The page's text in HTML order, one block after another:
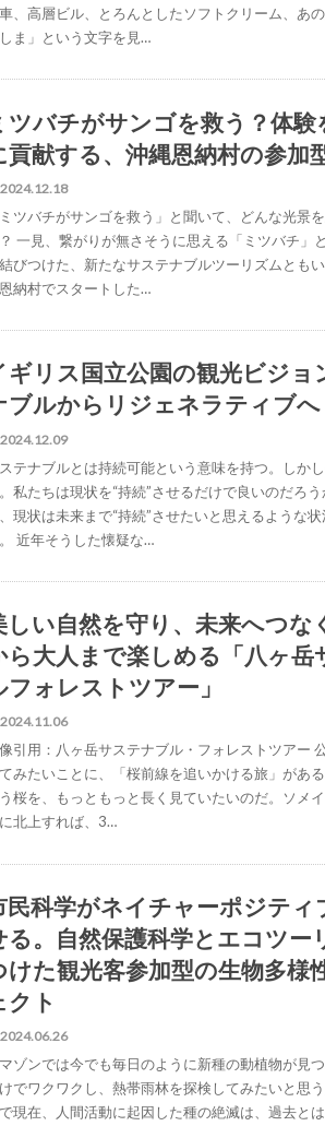
、高層ビル、とろんとしたソフトクリーム、あ
ま」という文字を見…
ツバチがサンゴを救う？体験
貢献する、沖縄恩納村の参加
2024.12.18
ミツバチがサンゴを救う」と聞いて、どんな光景
一見、繋がりが無さそうに思える「ミツバチ」
びつけた、新たなサステナブルツーリズムとも
納村でスタートした…
ギリス国立公園の観光ビジョ
ブルからリジェネラティブへ
2024.12.09
テナブルとは持続可能という意味を持つ。しか
私たちは現状を“持続”させるだけで良いのだろ
現状は未来まで“持続”させたいと思えるような
近年そうした懐疑な…
しい自然を守り、未来へつな
ら大人まで楽しめる「八ヶ岳
フォレストツアー」
2024.11.06
引用：八ヶ岳サステナブル・フォレストツアー
みたいことに、「桜前線を追いかける旅」があ
桜を、もっともっと長く見ていたいのだ。ソメ
北上すれば、3…
民科学がネイチャーポジティ
る。自然保護科学とエコツー
けた観光客参加型の生物多様
クト
2024.06.26
ゾンでは今でも毎日のように新種の動植物が見
でワクワクし、熱帯雨林を探検してみたいと思
現在、人間活動に起因した種の絶滅は、過去と